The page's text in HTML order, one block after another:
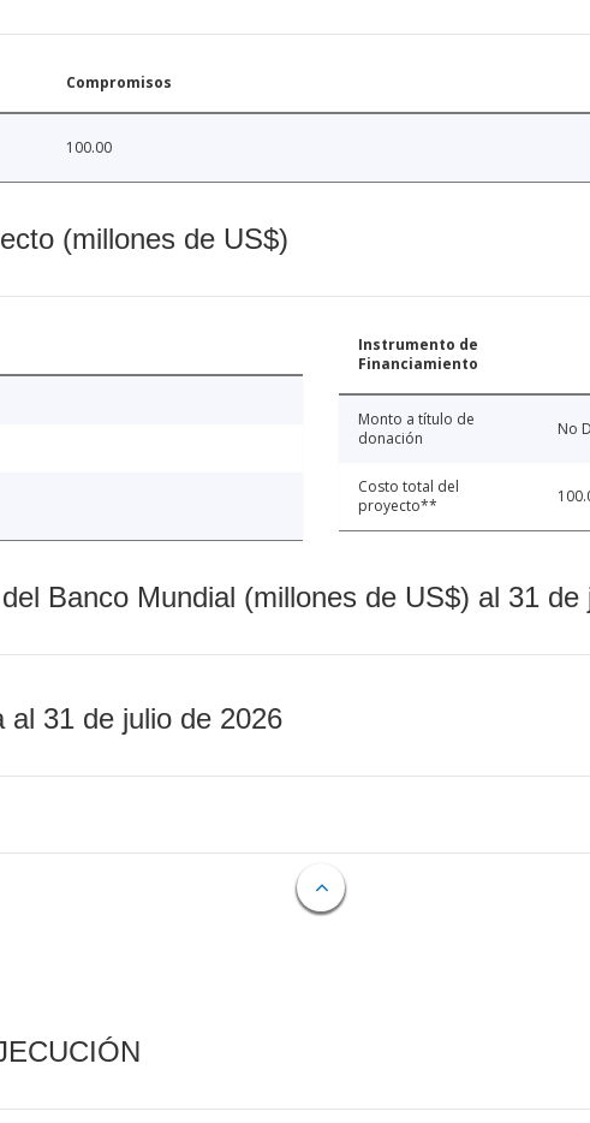
Compromisos
100.00
(millones de US$)
Instrumento de
Financiamiento
Monto a título de
donación
No
Costo total del
proyecto**
Banco Mundial (millones de US$) al 31 de
al 31 de julio de 2026